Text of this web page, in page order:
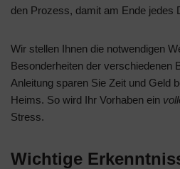
den Prozess, damit am Ende jedes
Wir stellen Ihnen die notwendigen
Besonderheiten der verschiedenen
Anleitung sparen Sie Zeit und Geld
Heims. So wird Ihr Vorhaben ein
Stress.
Wichtige